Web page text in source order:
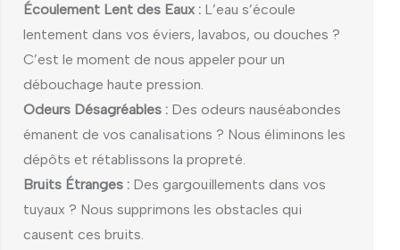
Écoulement Lent des Eaux : L’eau s’écoule
lentement dans vos éviers, lavabos, ou douches ?
C’est le moment de nous appeler pour un
débouchage haute pression.
Odeurs Désagréables : Des odeurs nauséabondes
émanent de vos canalisations ? Nous éliminons les
dépôts et rétablissons la propreté.
Bruits Étranges : Des gargouillements dans vos
tuyaux ? Nous supprimons les obstacles qui
causent ces bruits.